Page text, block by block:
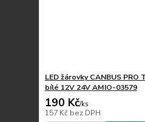
LED žárovky CANBUS PRO
bílé 12V 24V AMIO-03579
190 Kč/ks
157 Kč bez DPH